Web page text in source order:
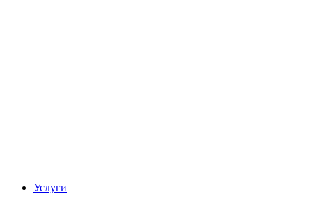
Услуги